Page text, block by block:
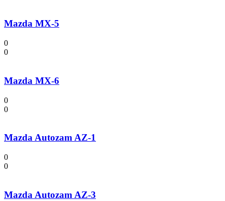
Mazda MX-5
0
0
Mazda MX-6
0
0
Mazda Autozam AZ-1
0
0
Mazda Autozam AZ-3